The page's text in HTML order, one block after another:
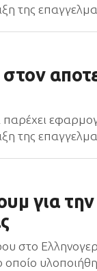
της
παρέχει
της
για την
στο